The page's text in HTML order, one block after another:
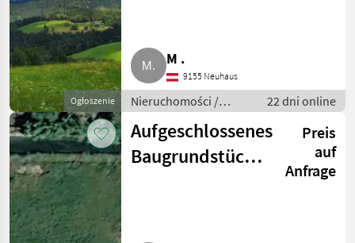
Ogłoszenie
M .
9155 Neuhaus
Nieruchomości /
Działki
22 dni online
Aufgeschlossenes
Baugrundstück
Preis
auf
Anfrage